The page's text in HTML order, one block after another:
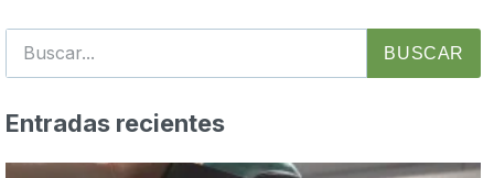
BUSCAR
Entradas recientes